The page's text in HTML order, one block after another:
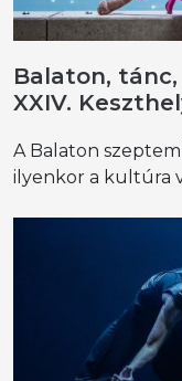
Balaton,
XXIV.
A Balaton
ilyenkor a kultúra